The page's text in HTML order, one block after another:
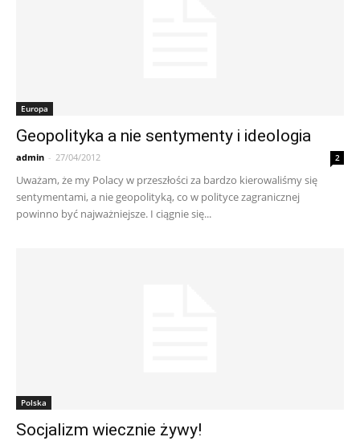
Europa
Geopolityka a nie sentymenty i ideologia
admin - 27/04/2012 2
Uważam, że my Polacy w przeszłości za bardzo kierowaliśmy się
sentymentami, a nie geopolityką, co w polityce zagranicznej
powinno być najważniejsze. I ciągnie się...
Polska
Socjalizm wiecznie żywy!